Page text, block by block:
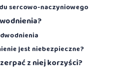
sercowo-naczyniowego
jest niebezpieczne?
z niej korzyści?